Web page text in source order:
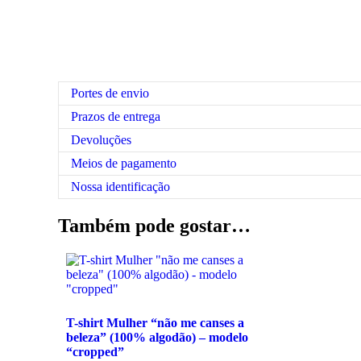
Portes de envio
Prazos de entrega
Devoluções
Meios de pagamento
Nossa identificação
Também pode gostar…
T-shirt Mulher “não me canses a
beleza” (100% algodão) – modelo
“cropped”